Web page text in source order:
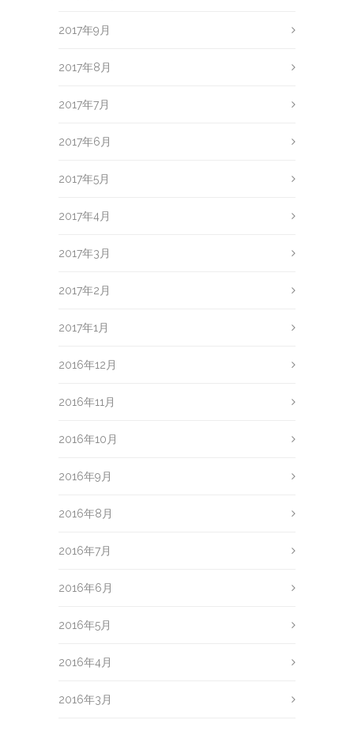
2017年9月
2017年8月
2017年7月
2017年6月
2017年5月
2017年4月
2017年3月
2017年2月
2017年1月
2016年12月
2016年11月
2016年10月
2016年9月
2016年8月
2016年7月
2016年6月
2016年5月
2016年4月
2016年3月